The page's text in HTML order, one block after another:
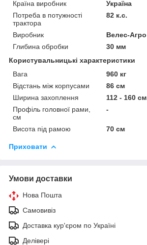
Країна виробник
Україна
Потреба в потужності
трактора
82 к.с.
Виробник
Велес-Агро
Глибина обробки
30 мм
Користувальницькі характеристики
Вага
960 кг
Відстань між корпусами
86 см
Ширина захоплення
112 - 160 см
Профіль головної рами,
см
-
Висота під рамою 70 см
Приховати
Умови доставки
Нова Пошта
Самовивіз
Доставка кур'єром по Україні
Делівері